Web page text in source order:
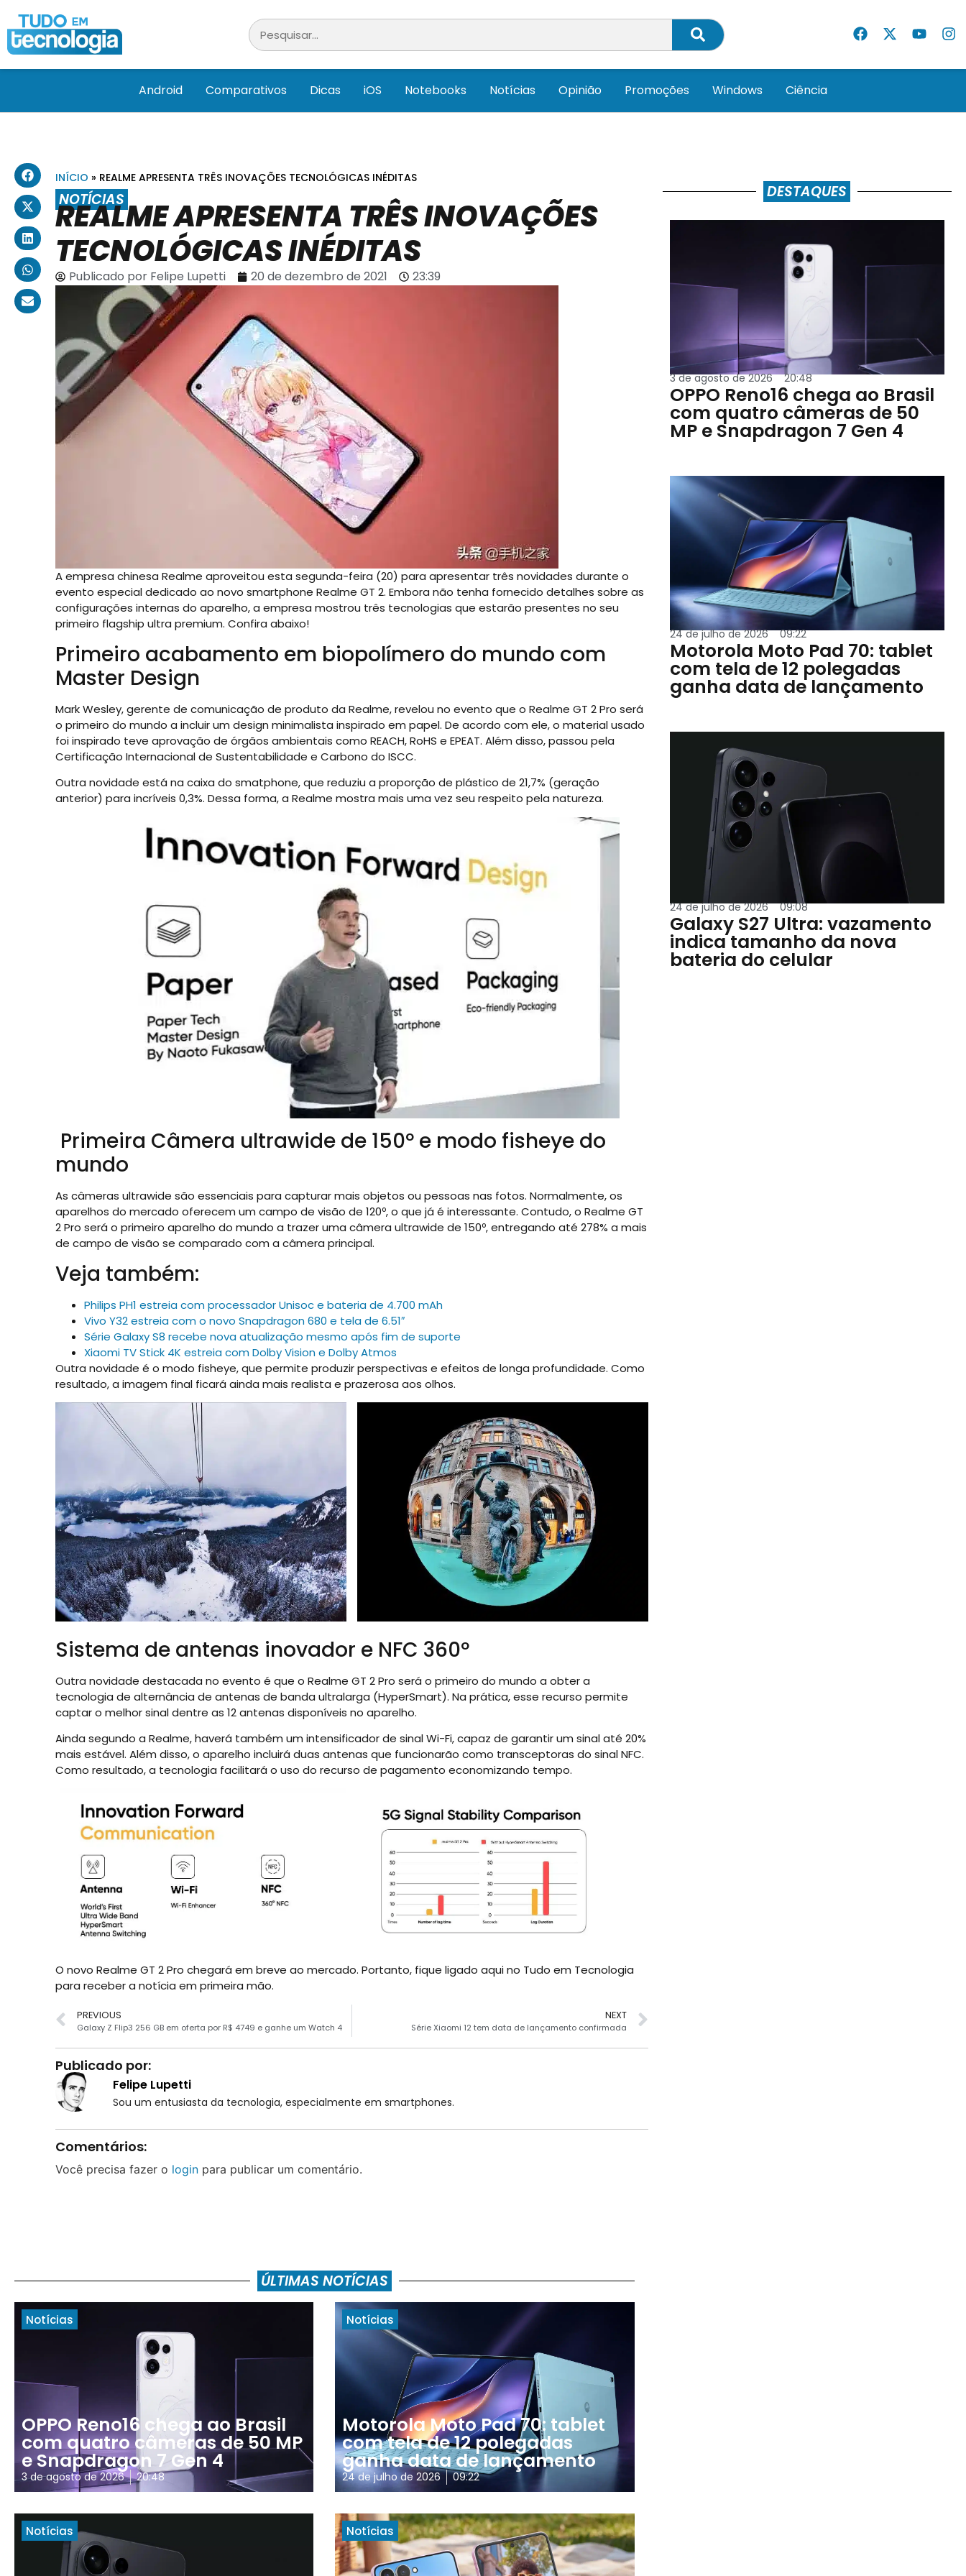
Android Comparativos Dicas iOS Notebooks Notícias Opinião Promoções Windows Ciência
INÍCIO » REALME APRESENTA TRÊS INOVAÇÕES TECNOLÓGICAS INÉDITAS
NOTÍCIAS
REALME APRESENTA TRÊS INOVAÇÕES
TECNOLÓGICAS INÉDITAS
Publicado porFelipe Lupetti 20 de dezembro de 2021 23:39
A empresa chinesa Realme aproveitou esta segunda-feira (20) para apresentar três novidades durante o
evento especial dedicado ao novo smartphone Realme GT 2. Embora não tenha fornecido detalhes sobre as
configurações internas do aparelho, a empresa mostrou três tecnologias que estarão presentes no seu
primeiro flagship ultra premium. Confira abaixo!
Primeiro acabamento em biopolímero do mundo com
Master Design
Mark Wesley, gerente de comunicação de produto da Realme, revelou no evento que o Realme GT 2 Pro será
o primeiro do mundo a incluir um design minimalista inspirado em papel. De acordo com ele, o material usado
foi inspirado teve aprovação de órgãos ambientais como REACH, RoHS e EPEAT. Além disso, passou pela
Certificação Internacional de Sustentabilidade e Carbono do ISCC.
Outra novidade está na caixa do smatphone, que reduziu a proporção de plástico de 21,7% (geração
anterior) para incríveis 0,3%. Dessa forma, a Realme mostra mais uma vez seu respeito pela natureza.
Primeira Câmera ultrawide de 150º e modo fisheye do
mundo
As câmeras ultrawide são essenciais para capturar mais objetos ou pessoas nas fotos. Normalmente, os
aparelhos do mercado oferecem um campo de visão de 120º, o que já é interessante. Contudo, o Realme GT
2 Pro será o primeiro aparelho do mundo a trazer uma câmera ultrawide de 150º, entregando até 278% a mais
de campo de visão se comparado com a câmera principal.
Veja também:
Philips PH1 estreia com processador Unisoc e bateria de 4.700 mAh
Vivo Y32 estreia com o novo Snapdragon 680 e tela de 6.51″
Série Galaxy S8 recebe nova atualização mesmo após fim de suporte
Xiaomi TV Stick 4K estreia com Dolby Vision e Dolby Atmos
Outra novidade é o modo fisheye, que permite produzir perspectivas e efeitos de longa profundidade. Como
resultado, a imagem final ficará ainda mais realista e prazerosa aos olhos.
Sistema de antenas inovador e NFC 360º
Outra novidade destacada no evento é que o Realme GT 2 Pro será o primeiro do mundo a obter a
tecnologia de alternância de antenas de banda ultralarga (HyperSmart). Na prática, esse recurso permite
captar o melhor sinal dentre as 12 antenas disponíveis no aparelho.
Ainda segundo a Realme, haverá também um intensificador de sinal Wi-Fi, capaz de garantir um sinal até 20%
mais estável. Além disso, o aparelho incluirá duas antenas que funcionarão como transceptoras do sinal NFC.
Como resultado, a tecnologia facilitará o uso do recurso de pagamento economizando tempo.
O novo Realme GT 2 Pro chegará em breve ao mercado. Portanto, fique ligado aqui no Tudo em Tecnologia
para receber a notícia em primeira mão.
PREVIOUS
Galaxy Z Flip3 256 GB em oferta por R$ 4749 e ganhe um Watch 4
NEXT
Série Xiaomi 12 tem data de lançamento confirmada
Publicado por:
Felipe Lupetti
Sou um entusiasta da tecnologia, especialmente em smartphones.
Comentários:
Você precisa fazer o loginpara publicar um comentário.
DESTAQUES
3 de agosto de 2026 20:48
OPPO Reno16 chega ao Brasil
com quatro câmeras de 50
MP e Snapdragon 7 Gen 4
24 de julho de 2026 09:22
Motorola Moto Pad 70: tablet
com tela de 12 polegadas
ganha data de lançamento
24 de julho de 2026 09:08
Galaxy S27 Ultra: vazamento
indica tamanho da nova
bateria do celular
ÚLTIMAS NOTÍCIAS
Notícias
OPPO Reno16 chega ao Brasil
com quatro câmeras de 50 MP
e Snapdragon 7 Gen 4
3 de agosto de 2026 20:48
Notícias
Motorola Moto Pad 70: tablet
com tela de 12 polegadas
ganha data de lançamento
24 de julho de 2026 09:22
Notícias Notícias